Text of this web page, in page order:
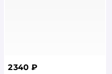
2 340 ₽